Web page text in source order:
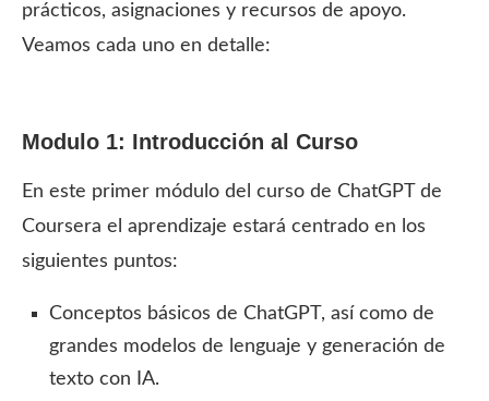
prácticos, asignaciones y recursos de apoyo.
Veamos cada uno en detalle:
Modulo 1: Introducción al Curso
En este primer módulo del curso de ChatGPT de
Coursera el aprendizaje estará centrado en los
siguientes puntos:
Conceptos básicos de ChatGPT, así como de
grandes modelos de lenguaje y generación de
texto con IA.